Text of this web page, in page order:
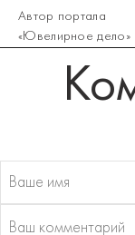
Автор портала
«Ювелирное дело»